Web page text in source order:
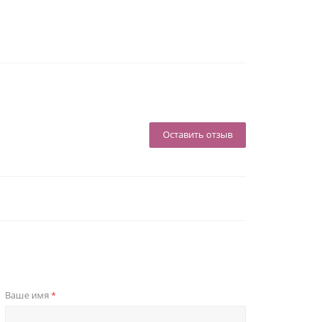
Оставить отзыв
Ваше имя*